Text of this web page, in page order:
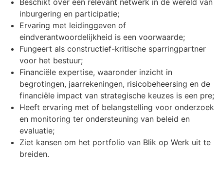
Beschikt over een relevant netwerk in de wereld van
inburgering en participatie;
Ervaring met leidinggeven of
eindverantwoordelijkheid is een voorwaarde;
Fungeert als constructief-kritische sparringpartner
voor het bestuur;
Financiële expertise, waaronder inzicht in
begrotingen, jaarrekeningen, risicobeheersing en de
financiële impact van strategische keuzes is een pre;
Heeft ervaring met of belangstelling voor onderzoek
en monitoring ter ondersteuning van beleid en
evaluatie;
Ziet kansen om het portfolio van Blik op Werk uit te
breiden.